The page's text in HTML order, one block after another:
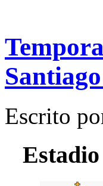
Escrito
Estadio